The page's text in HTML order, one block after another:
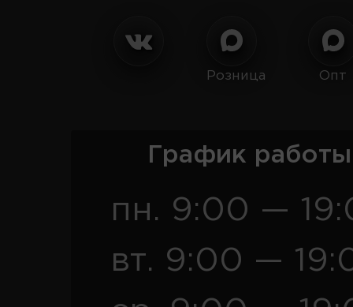
Розница Опт
График
пн. 9:00 —
вт. 9:00 —